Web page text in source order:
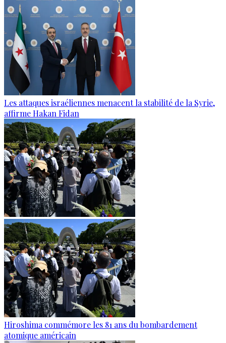
Les attaques israéliennes menacent la stabilité de la Syrie,
affirme Hakan Fidan
Hiroshima commémore les 81 ans du bombardement
atomique américain